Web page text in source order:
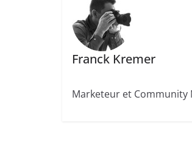
Franck Kremer
Marketeur et Community